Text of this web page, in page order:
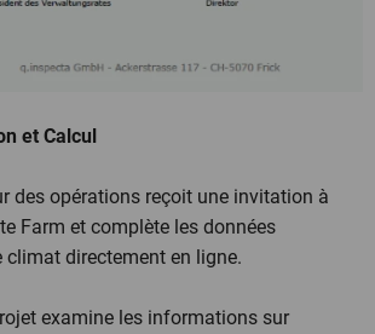
et Calcul
des opérations reçoit une invitation à
Farm et complète les données
climat directement en ligne.
examine les informations sur